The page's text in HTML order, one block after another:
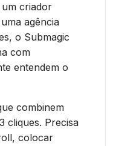
um criador
agência
o Submagic
com
entendem o
combinem
cliques. Precisa
colocar